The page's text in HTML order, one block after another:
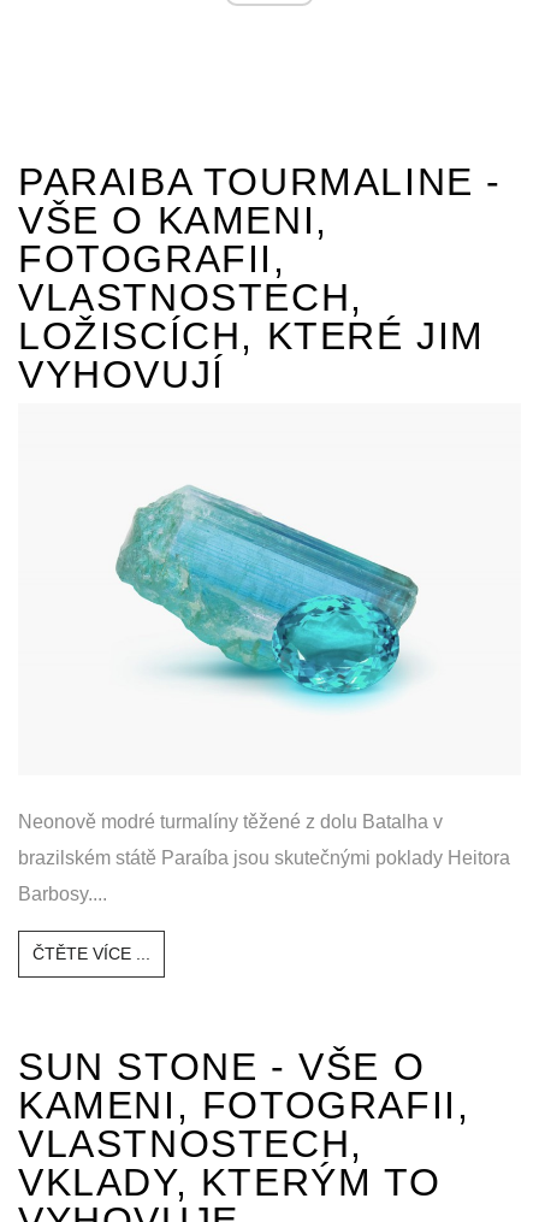
PARAIBA TOURMALINE -
VŠE O KAMENI,
FOTOGRAFII,
VLASTNOSTECH,
LOŽISCÍCH, KTERÉ JIM
VYHOVUJÍ
Neonově modré turmalíny těžené z dolu Batalha v
brazilském státě Paraíba jsou skutečnými poklady Heitora
Barbosy....
ČTĚTE VÍCE ...
SUN STONE - VŠE O
KAMENI, FOTOGRAFII,
VLASTNOSTECH,
VKLADY, KTERÝM TO